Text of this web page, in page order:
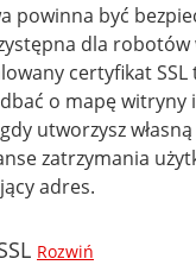
powinna być
dla robotów
certyfikat
o mapę witryny
utworzysz
zatrzymania
adres.
Rozwiń